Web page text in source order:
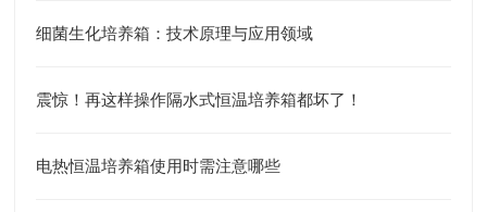
细菌生化培养箱：技术原理与应用领域
震惊！再这样操作隔水式恒温培养箱都坏了！
电热恒温培养箱使用时需注意哪些